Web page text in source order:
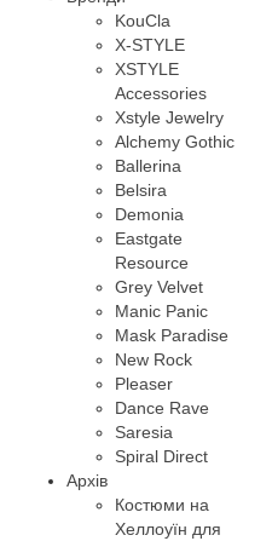
KouCla
X-STYLE
XSTYLE
Accessories
Xstyle Jewelry
Alchemy Gothic
Ballerina
Belsira
Demonia
Eastgate
Resource
Grey Velvet
Manic Panic
Mask Paradise
New Rock
Pleaser
Dance Rave
Saresia
Spiral Direct
Архів
Костюми на
Хеллоуїн для